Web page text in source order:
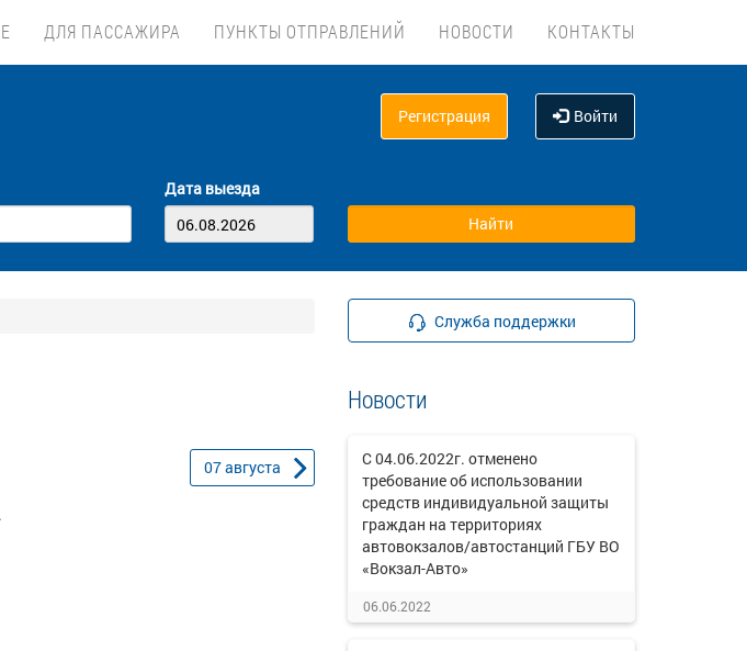
ДЛЯ ПАССАЖИРА ПУНКТЫ ОТПРАВЛЕНИЙ НОВОСТИ КОНТАКТЫ
Регистрация Войти
Дата выезда
07августа
Служба поддержки
Новости
С 04.06.2022г. отменено
требование об использовании
средств индивидуальной защиты
граждан на территориях
автовокзалов/автостанций ГБУ ВО
«Вокзал-Авто»
06.06.2022